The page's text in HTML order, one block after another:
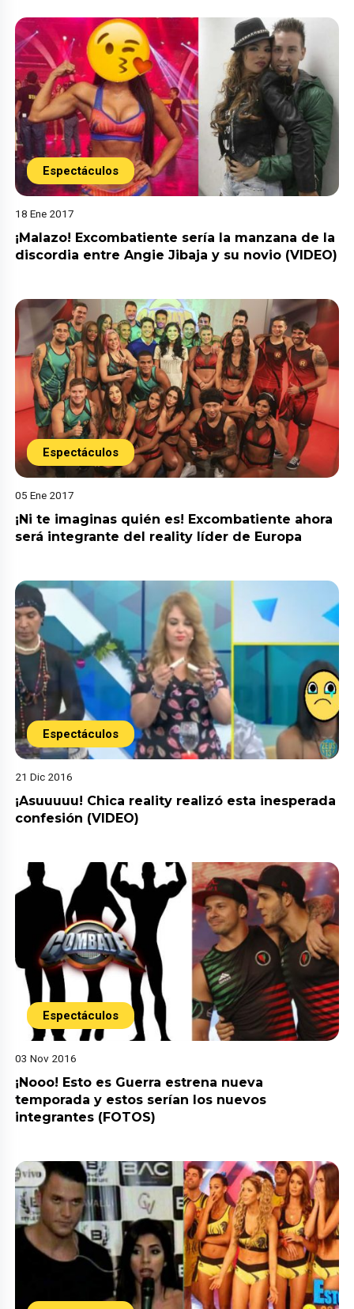
Espectáculos
18 Ene 2017
¡Malazo! Excombatiente sería la manzana de la
discordia entre Angie Jibaja y su novio (VIDEO)
Espectáculos
05 Ene 2017
¡Ni te imaginas quién es! Excombatiente ahora
será integrante del reality líder de Europa
Espectáculos
21 Dic 2016
¡Asuuuuu! Chica reality realizó esta inesperada
confesión (VIDEO)
Espectáculos
03 Nov 2016
¡Nooo! Esto es Guerra estrena nueva
temporada y estos serían los nuevos
integrantes (FOTOS)